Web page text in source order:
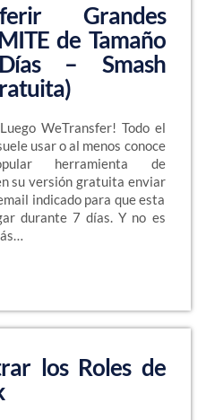
Grandes
de Tamaño
– Smash
WeTransfer! Todo el
usar o al menos conoce
herramienta de
su versión gratuita enviar
indicado para que esta
durante 7 días. Y no es
los Roles de